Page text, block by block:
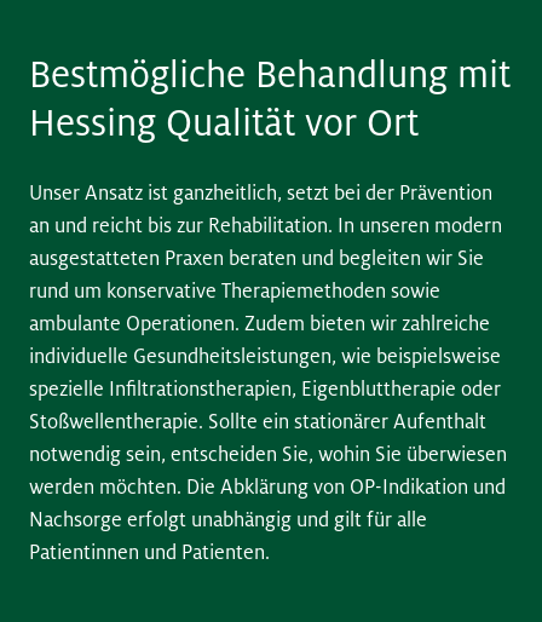
Bestmögliche Behandlung mit
Hessing Qualität vor Ort
Unser Ansatz ist ganzheitlich, setzt bei der Prävention
an und reicht bis zur Rehabilitation. In unseren modern
ausgestatteten Praxen beraten und begleiten wir Sie
rund um konservative Therapiemethoden sowie
ambulante Operationen. Zudem bieten wir zahlreiche
individuelle Gesundheitsleistungen, wie beispielsweise
spezielle Infiltrationstherapien, Eigenbluttherapie oder
Stoßwellentherapie. Sollte ein stationärer Aufenthalt
notwendig sein, entscheiden Sie, wohin Sie überwiesen
werden möchten. Die Abklärung von OP-Indikation und
Nachsorge erfolgt unabhängig und gilt für alle
Patientinnen und Patienten.